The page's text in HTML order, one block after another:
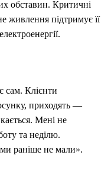
обставин. Критичні
живлення підтримує її
сам. Клієнти
приходять —
Мені не
та неділю.
раніше не мали».